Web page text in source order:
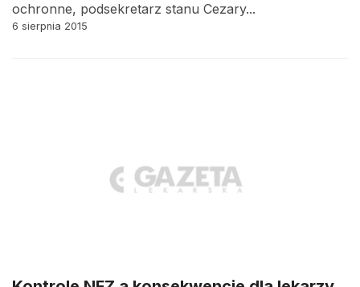
ochronne, podsekretarz stanu Cezary...
6 sierpnia 2015